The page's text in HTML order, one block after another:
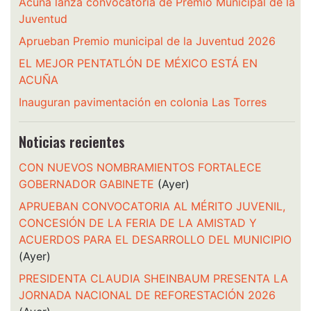
Juventud
Aprueban Premio municipal de la Juventud 2026
EL MEJOR PENTATLÓN DE MÉXICO ESTÁ EN
ACUÑA
Inauguran pavimentación en colonia Las Torres
Noticias recientes
CON NUEVOS NOMBRAMIENTOS FORTALECE
GOBERNADOR GABINETE (Ayer)
APRUEBAN CONVOCATORIA AL MÉRITO JUVENIL,
CONCESIÓN DE LA FERIA DE LA AMISTAD Y
ACUERDOS PARA EL DESARROLLO DEL MUNICIPIO
(Ayer)
PRESIDENTA CLAUDIA SHEINBAUM PRESENTA LA
JORNADA NACIONAL DE REFORESTACIÓN 2026